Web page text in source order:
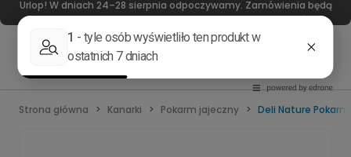
Urlop! W dniach 24–28 sierpnia odpoczywamy. Zamówienia będą
realizowane od 31 sierpnia. Dziękujemy za wyrozumiałość!
Strona główna Kanarki Pokarm jajeczny Deli Nature